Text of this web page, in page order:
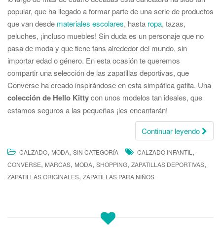
popular, que ha llegado a formar parte de una serie de productos
que van desde materiales escolares, hasta ropa, tazas,
peluches, ¡incluso muebles! Sin duda es un personaje que no
pasa de moda y que tiene fans alrededor del mundo, sin
importar edad o género. En esta ocasión te queremos
compartir una selección de las zapatillas deportivas, que
Converse ha creado inspirándose en esta simpática gatita. Una
colección de Hello Kittycon unos modelos tan ideales, que
estamos seguros a las pequeñas ¡les encantarán!
Continuar leyendo
CALZADO, MODA, SIN CATEGORÍA CALZADO INFANTIL ,
CONVERSE, MARCAS, MODA, SHOPPING, ZAPATILLAS DEPORTIVAS,
ZAPATILLAS ORIGINALES, ZAPATILLAS PARA NIÑOS